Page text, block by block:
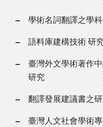
學術名詞翻譯之學
語料庫建構技術 研
臺灣外文學術著作
研究
翻譯發展建議書之
臺灣人文社會學術